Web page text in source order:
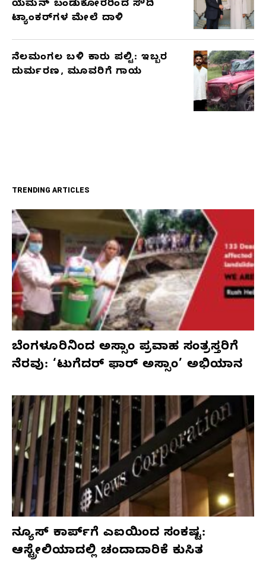
ಯೆಮನ್ ಬಂಡುಕೋರರಿಂದ ಸೌದಿ
ಟ್ಯಾಂಕರ್‌ಗಳ ಮೇಲೆ ದಾಳಿ
ನೆಲಮಂಗಲ ಬಳಿ ಕಾರು ಪಲ್ಟಿ: ಇಬ್ಬರ
ದುರ್ಮರಣ, ಮೂವರಿಗೆ ಗಾಯ
TRENDING ARTICLES
ಬೆಂಗಳೂರಿನಿಂದ ಅಸ್ಸಾಂ ಪ್ರವಾಹ ಸಂತ್ರಸ್ತರಿಗೆ
ನೆರವು: ‘ಟುಗೆದರ್ ಫಾರ್ ಅಸ್ಸಾಂ’ ಅಭಿಯಾನ
ನ್ಯೂಸ್ ಕಾರ್ಪ್‌ಗೆ ಎಐಯಿಂದ ಸಂಕಷ್ಟ:
ಆಸ್ಟ್ರೇಲಿಯಾದಲ್ಲಿ ಚಂದಾದಾರಿಕೆ ಕುಸಿತ